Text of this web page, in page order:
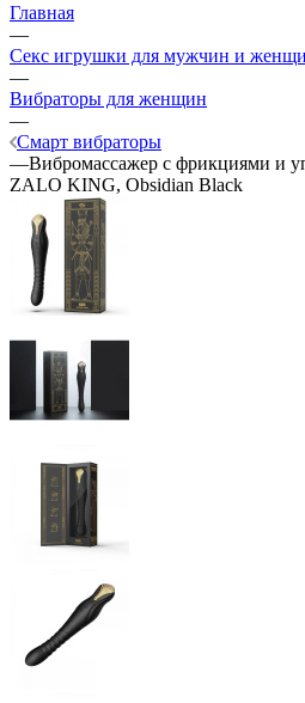
Главная
—
Секс игрушки для мужчин и
—
Вибраторы для женщин
—
Смарт вибраторы
—Вибромассажер с фрикциями и
ZALO KING, Obsidian Black